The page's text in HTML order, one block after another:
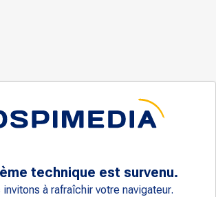
technique est survenu.
invitons à rafraîchir votre navigateur.